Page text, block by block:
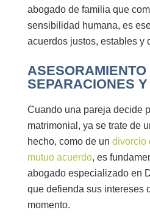
abogado de familiaque
sensibilidad humana, es
acuerdos justos, estables y
ASESORAMIENTO
SEPARACIONES
Cuando una pareja decide
matrimonial, ya se trate de
hecho, como de un divorcio
mutuo acuerdo, es
abogado especializado en
que defienda sus intereses
momento.